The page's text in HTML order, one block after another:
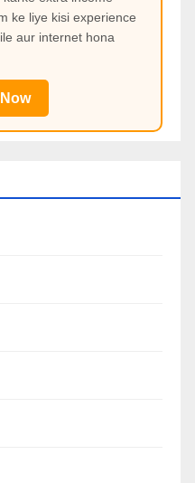
ke liye kisi experience
aur internet hona